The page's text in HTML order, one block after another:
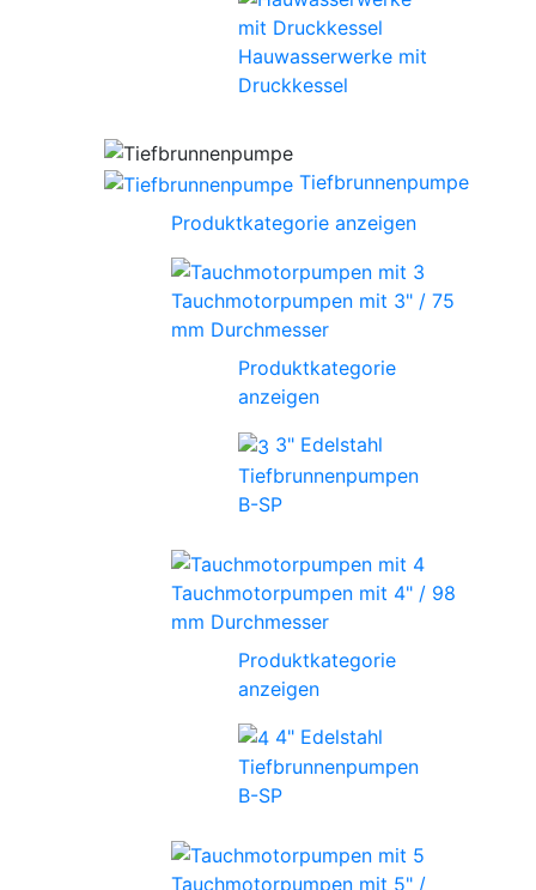
Hauwasserwerke mit
Druckkessel
Tiefbrunnenpumpe
Produktkategorie anzeigen
Tauchmotorpumpen mit 3" / 75
mm Durchmesser
Produktkategorie
anzeigen
3" Edelstahl
Tiefbrunnenpumpen
B-SP
Tauchmotorpumpen mit 4" / 98
mm Durchmesser
Produktkategorie
anzeigen
4" Edelstahl
Tiefbrunnenpumpen
B-SP
Tauchmotorpumpen mit 5" /